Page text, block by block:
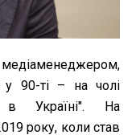
90-ті – на чолі
в Україні". На
року, коли став